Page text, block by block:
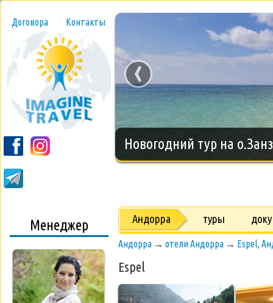
Договора Контакты
Новогодний тур на
‹
Менеджер Андорра туры
Андорра → отели Андорра → Espel,
Espel